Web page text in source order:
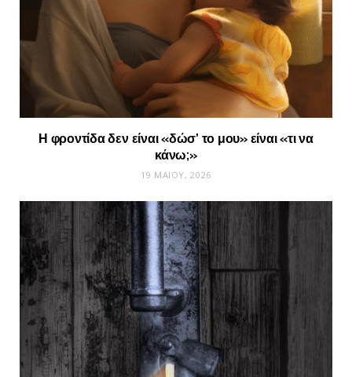
Η φροντίδα δεν είναι «δώσ’ το μου» είναι «τι να
κάνω;»
19 ΜΑΪ́ΟΥ, 2026